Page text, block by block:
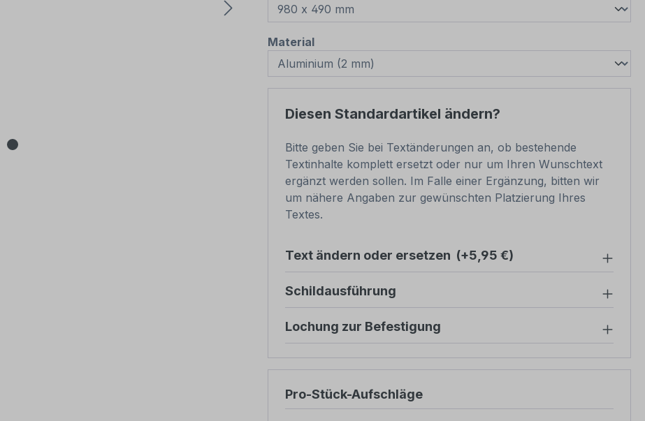
Materialauswählen
Diesen Standardartikel ändern?
Bitte geben Sie bei Textänderungen an, ob bestehende
Textinhalte komplett ersetzt oder nur um Ihren Wunschtext
ergänzt werden sollen. Im Falle einer Ergänzung, bitten wir
um nähere Angaben zur gewünschten Platzierung Ihres
Textes.
Text ändern oder ersetzen (+5,95 €)
Schildausführung
Lochung zur Befestigung
Pro-Stück-Aufschläge